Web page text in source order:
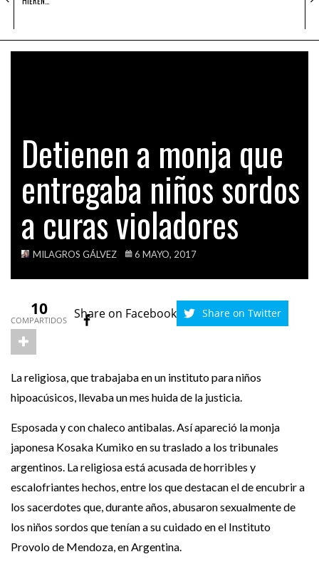
Detienen a monja que
entregaba niños sordos
a curas violadores
MILAGROS GÁLVEZ 6 MAYO, 2017
10
COMPARTIDOS Share on Facebook Share on Twitter
La religiosa, que trabajaba en un instituto para niños
hipoacúsicos, llevaba un mes huida de la justicia.
Esposada y con chaleco antibalas. Así apareció la monja
japonesa Kosaka Kumiko en su traslado a los tribunales
argentinos. La religiosa está acusada de horribles y
escalofriantes hechos, entre los que destacan el de encubrir a
los sacerdotes que, durante años, abusaron sexualmente de
los niños sordos que tenían a su cuidado en el Instituto
Provolo de Mendoza, en Argentina.